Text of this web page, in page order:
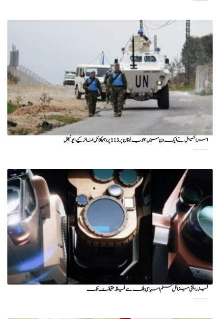
اسرائیل نے ایک دن میں جنوب لبنان پر 113 پروجیکٹائل فائر کیے: یونیفل
لیزر اینٹی میزائل سسٹم؛ سیاسی بلف سے فیلڈ حقیقت تک